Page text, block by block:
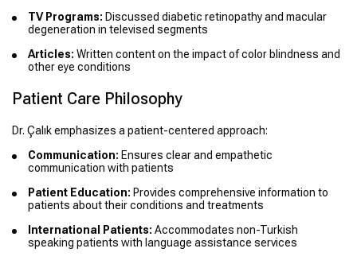
TV Programs: Discussed diabetic retinopathy and macular
degeneration in televised segments
Articles: Written content on the impact of color blindness and
other eye conditions
Patient Care Philosophy
Dr. Çalık emphasizes a patient-centered approach:
Communication: Ensures clear and empathetic
communication with patients
Patient Education: Provides comprehensive information to
patients about their conditions and treatments
International Patients: Accommodates non-Turkish
speaking patients with language assistance services